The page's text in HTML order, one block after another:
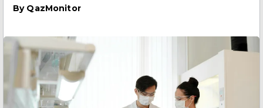
By QazMonitor